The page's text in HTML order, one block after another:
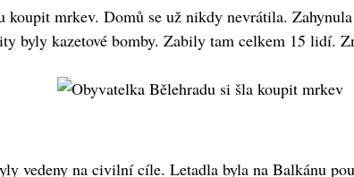
koupit mrkev. Domů se už nikdy nevrátila.
byly kazetové bomby. Zabily tam celkem 15 lidí.
vedeny na civilní cíle. Letadla byla na Balkánu